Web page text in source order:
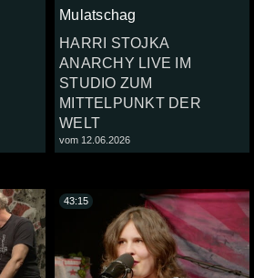
Mulatschag
HARRI STOJKA
ANARCHY LIVE IM
STUDIO ZUM
MITTELPUNKT DER
WELT
vom 12.06.2026
43:15